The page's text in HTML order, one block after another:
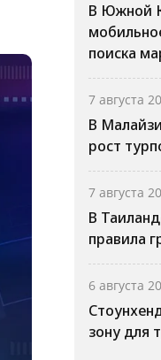
В Южной
поиска
7 августа
В
рост
7 августа
В
правила
6 августа
зону для